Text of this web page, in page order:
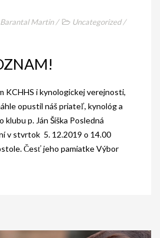
Barantal Martin/ Uncategorized/
KCHHS i kynologickej verejnosti,
opustil náš priateľ, kynológ a
klubu p. Ján Šiška Posledná
v stvrtok 5. 12.2019 o 14.00
Česť jeho pamiatke Výbor